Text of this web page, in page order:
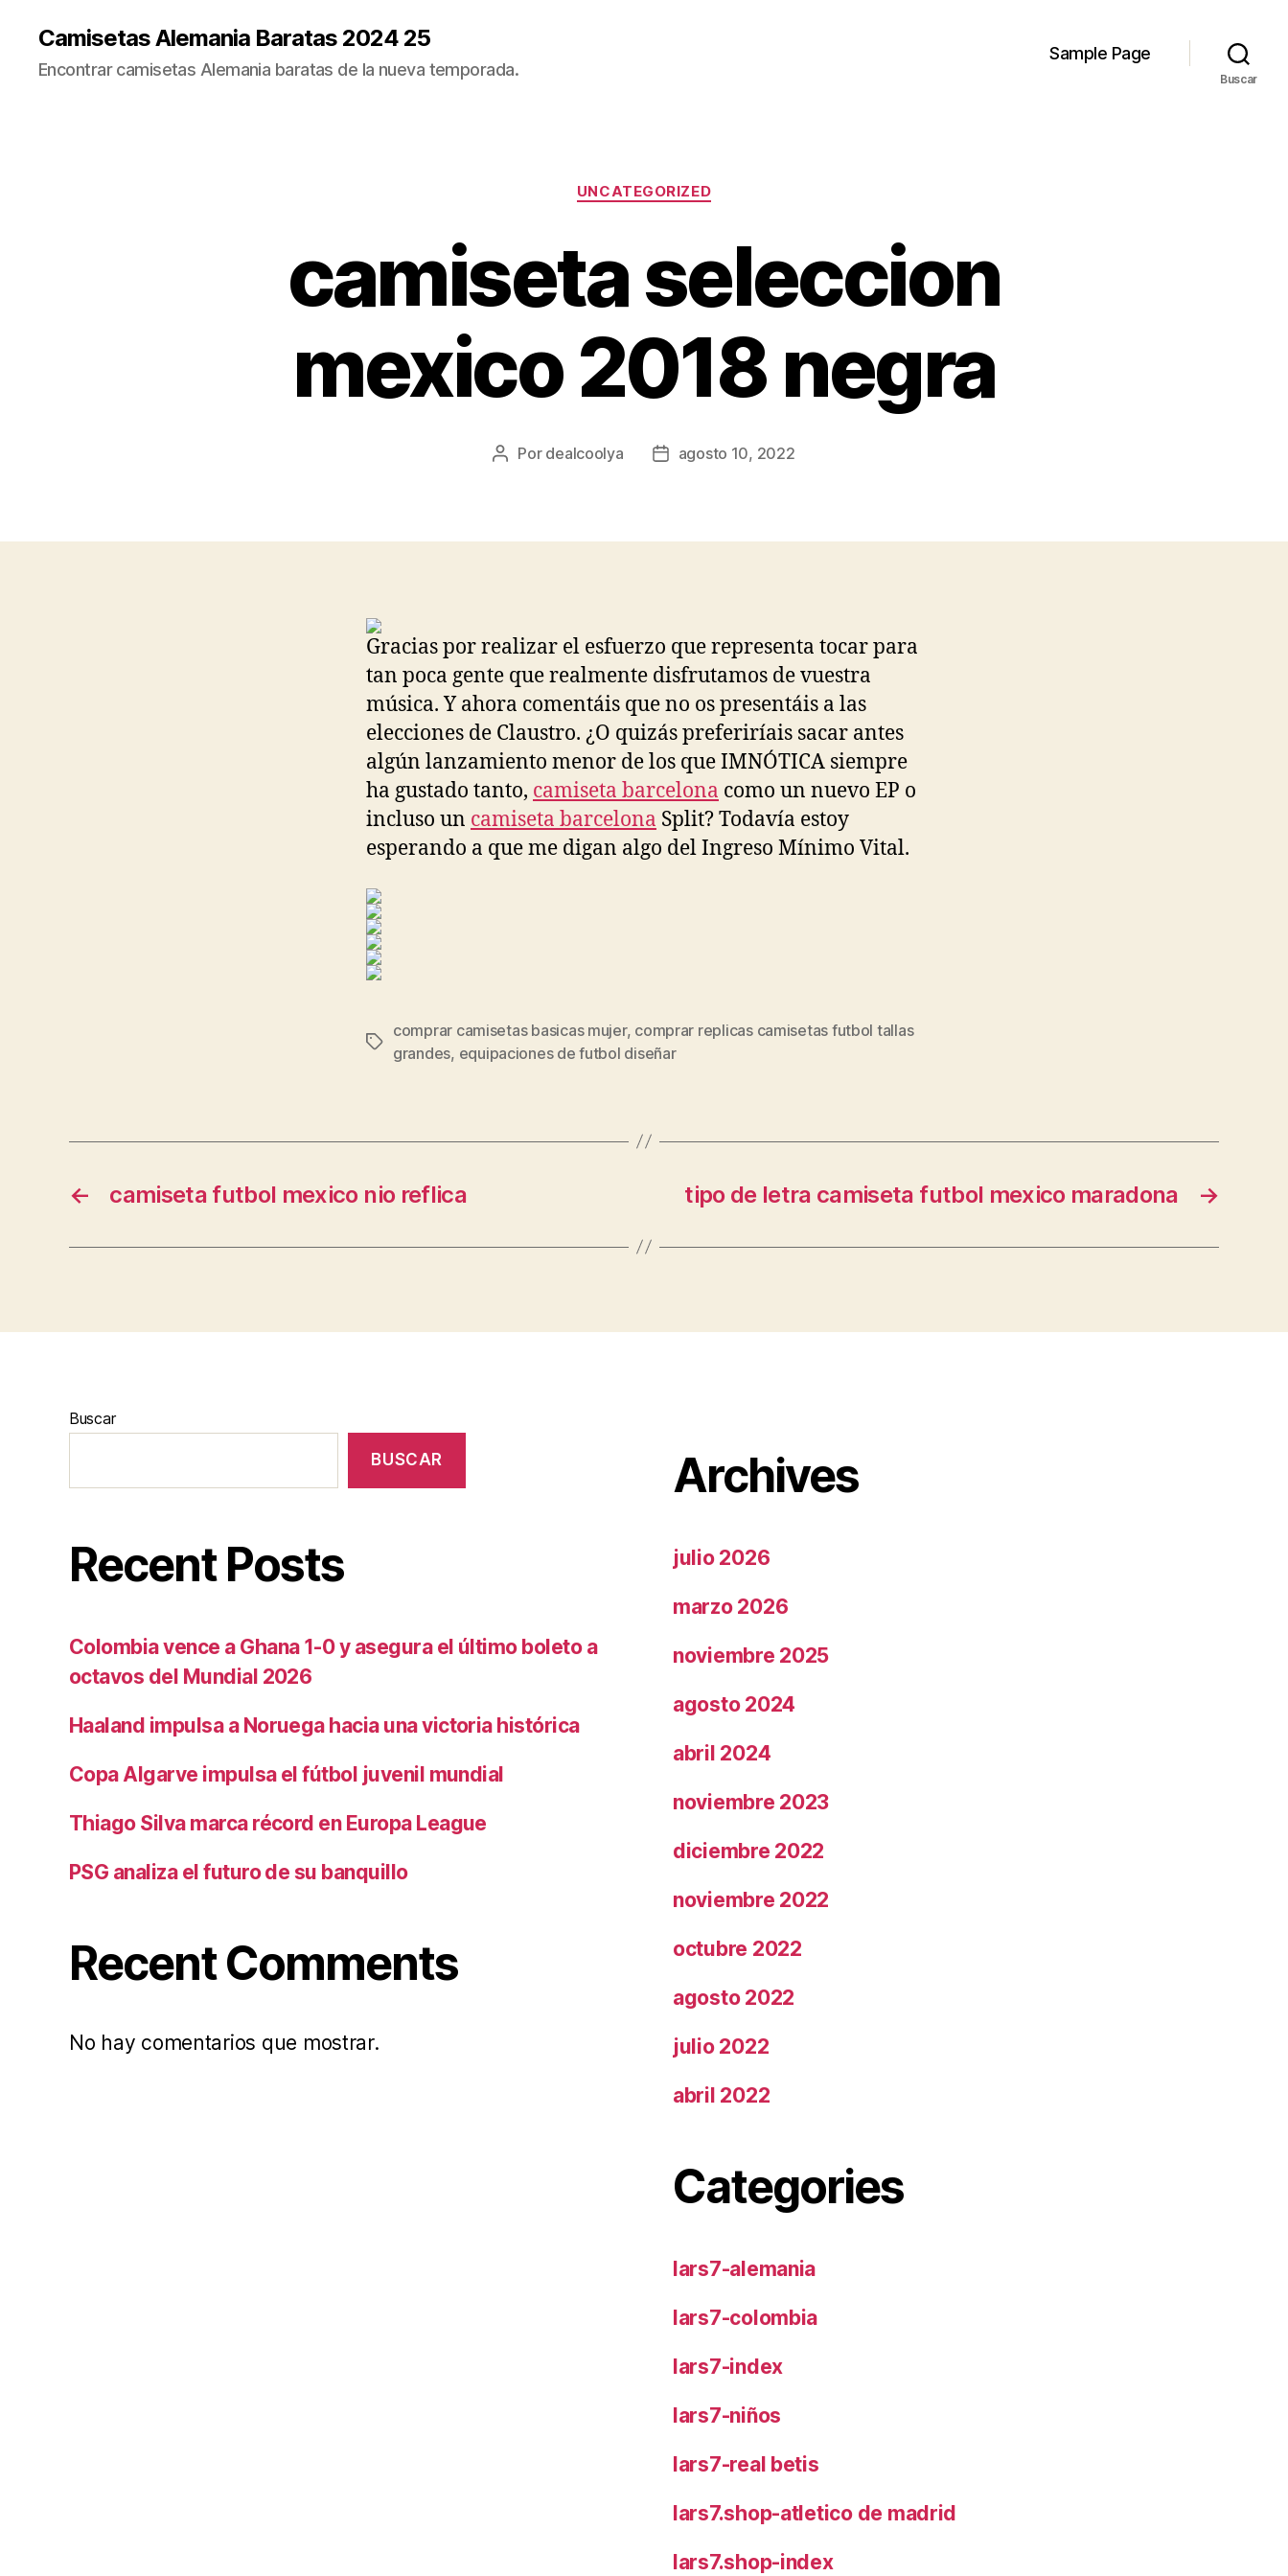
Camisetas Alemania Baratas 2024 25
Encontrar camisetas Alemania baratas de la nueva temporada.
Sample Page
Buscar
Categorías
UNCATEGORIZED
camiseta seleccion
mexico 2018 negra
Autor
Por dealcoolya
Fechaagosto 10, 2022
Gracias por realizar el esfuerzo que representa tocar para
tan poca gente que realmente disfrutamos de vuestra
música. Y ahora comentáis que no os presentáis a las
elecciones de Claustro. ¿O quizás preferiríais sacar antes
algún lanzamiento menor de los que IMNÓTICA siempre
ha gustado tanto, camiseta barcelona como un nuevo EP o
incluso un camiseta barcelona Split? Todavía estoy
esperando a que me digan algo del Ingreso Mínimo Vital.
Etiquetas
comprar camisetas basicas mujer, comprar replicas camisetas futbol tallas
grandes, equipaciones de futbol diseñar
← camiseta futbol mexico nio reflica →
tipo de letra camiseta futbol mexico maradona
Buscar
BUSCAR
Recent Posts
Colombia vence a Ghana 1-0 y asegura el último boleto a
octavos del Mundial 2026
Haaland impulsa a Noruega hacia una victoria histórica
Copa Algarve impulsa el fútbol juvenil mundial
Thiago Silva marca récord en Europa League
PSG analiza el futuro de su banquillo
Recent Comments
No hay comentarios que mostrar.
Archives
julio 2026
marzo 2026
noviembre 2025
agosto 2024
abril 2024
noviembre 2023
diciembre 2022
noviembre 2022
octubre 2022
agosto 2022
julio 2022
abril 2022
Categories
lars7-alemania
lars7-colombia
lars7-index
lars7-niños
lars7-real betis
lars7.shop-atletico de madrid
lars7.shop-index